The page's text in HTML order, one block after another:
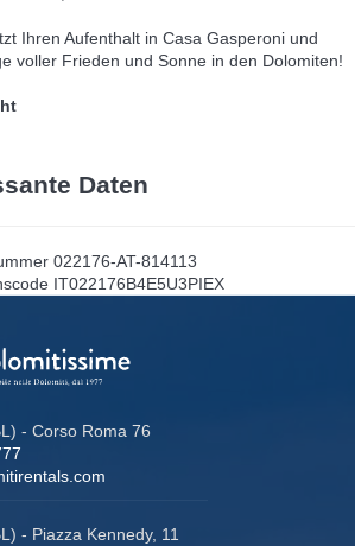
Ihren Aufenthalt in Casa Gasperoni und
voller Frieden und Sonne in den Dolomiten!
Daten
022176-AT-814113
IT022176B4E5U3PIEX
- Corso Roma 76
- Piazza Kennedy, 11